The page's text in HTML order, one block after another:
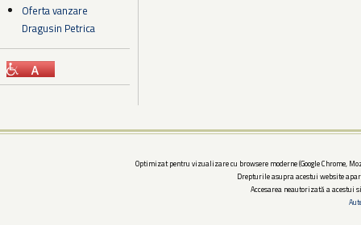
Oferta vanzare
Dragusin Petrica
Optimizat pentru vizualizare cu browsere moderne (Google Chrome,
Drepturile asupra acestui website
Accesarea neautorizată a acestui